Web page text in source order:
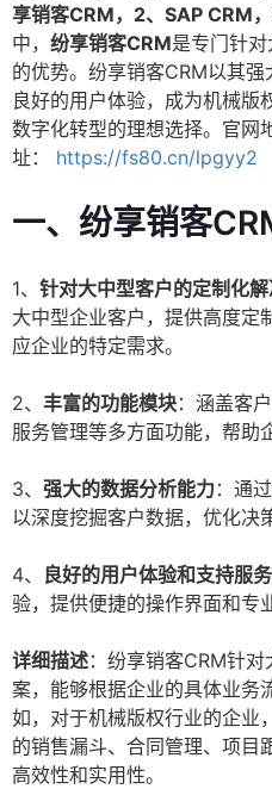
享销客CRM，2、SAP CRM
中， 纷享销客CRM是专门针
的优势。纷享销客CRM以其
良好的用户体验，成为机械版
数字化转型的理想选择。官网
址：
https://fs80.cn/lpgyy2
一、纷享销客
1、 针对大中型客户的定制化
大中型企业客户，提供高度定
应企业的特定需求。
2、 丰富的功能模块：涵盖客
服务管理等多方面功能，帮助
3、 强大的数据分析能力：通
以深度挖掘客户数据，优化决
4、 良好的用户体验和支持服务
验，提供便捷的操作界面和专
详细描述：纷享销客CRM针
案，能够根据企业的具体业务
如，对于机械版权行业的企业
的销售漏斗、合同管理、项目
高效性和实用性。